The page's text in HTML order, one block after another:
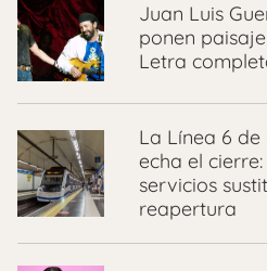
Juan Luis
ponen paisaje
Letra
La Línea 6
echa el
servicios
reapertura